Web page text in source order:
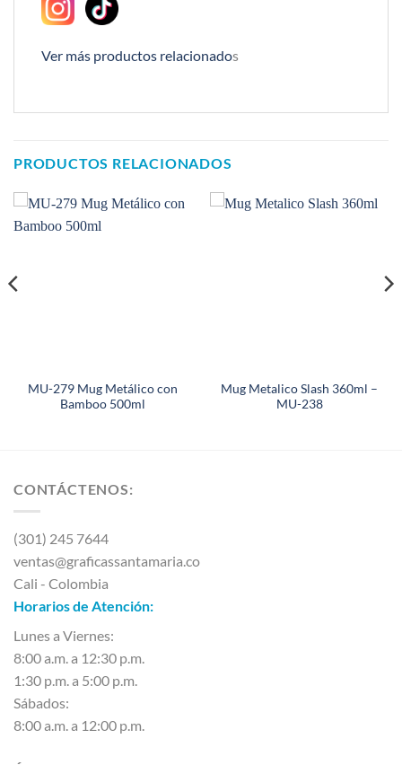
Ver más productos relacionados
PRODUCTOS RELACIONADOS
MU-279 Mug Metálico con
Bamboo 500ml
Mug Metalico Slash 360ml –
MU-238
CONTÁCTENOS:
(301) 245 7644
ventas@graficassantamaria.co
Cali - Colombia
Horarios de Atención:
Lunes a Viernes:
8:00 a.m. a 12:30 p.m.
1:30 p.m. a 5:00 p.m.
Sábados:
8:00 a.m. a 12:00 p.m.